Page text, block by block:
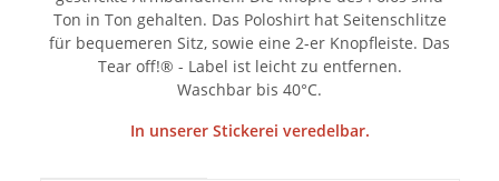
Ton in Ton gehalten. Das Poloshirt hat Seitenschlitze
für bequemeren Sitz, sowie eine 2-er Knopfleiste. Das
Tear off!® - Label ist leicht zu entfernen.
Waschbar bis 40°C.
In unserer Stickerei veredelbar.